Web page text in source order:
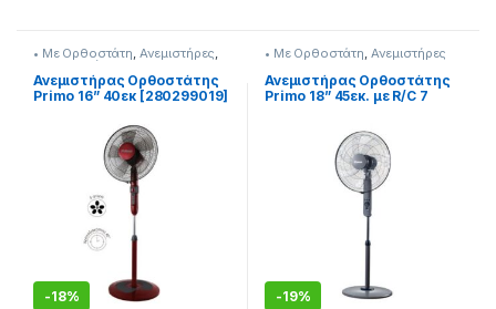
• Με Ορθοστάτη Ανεμιστήρες
Προσφορές
Ανεμιστήρας Ορθοστάτης
Primo 16” 40εκ [280299019]
-18%
• Με Ορθοστάτη Ανεμιστήρες
Ανεμιστήρας Ορθοστάτης
Primo 18” 45εκ. με R/C 7
-19%